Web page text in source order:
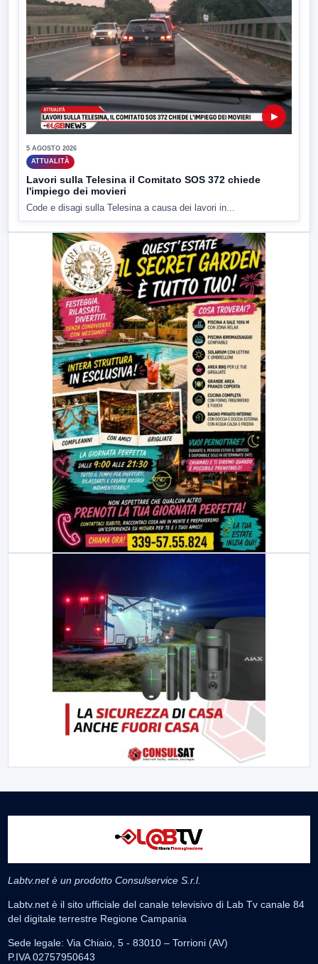
▶
5 AGOSTO 2026
ATTUALITÀ
Lavori sulla Telesina il Comitato SOS 372 chiede
l'impiego dei movieri
Code e disagi sulla Telesina a causa dei lavori in...
Labtv.net è un prodotto Consulservice S.r.l.
Labtv.net è il sito ufficiale del canale televisivo di Lab Tv canale 84
del digitale terrestre Regione Campania
Sede legale: Via Chiaio, 5 - 83010 – Torrioni (AV)
P.IVA 02757950643